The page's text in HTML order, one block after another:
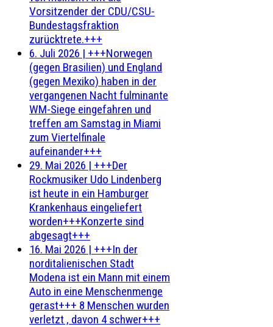
Vorsitzender der CDU/CSU-
Bundestagsfraktion
zurücktrete.+++
6. Juli 2026 | +++Norwegen
(gegen Brasilien) und England
(gegen Mexiko) haben in der
vergangenen Nacht fulminante
WM-Siege eingefahren und
treffen am Samstag in Miami
zum Viertelfinale
aufeinander+++
29. Mai 2026 | +++Der
Rockmusiker Udo Lindenberg
ist heute in ein Hamburger
Krankenhaus eingeliefert
worden+++Konzerte sind
abgesagt+++
16. Mai 2026 | +++In der
norditalienischen Stadt
Modena ist ein Mann mit einem
Auto in eine Menschenmenge
gerast+++ 8 Menschen wurden
verletzt , davon 4 schwer+++